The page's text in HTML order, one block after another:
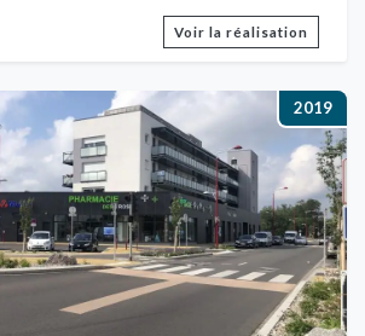
Voir la réalisation
2019